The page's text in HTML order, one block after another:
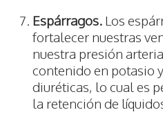
Espárragos.Los
fortalecer nuestras
nuestra presión
contenido en potasio
diuréticas, lo cual es
la retención de